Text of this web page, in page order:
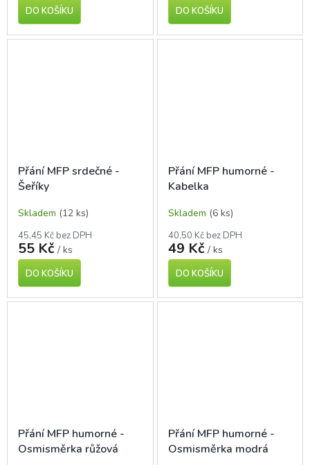
DO KOŠÍKU DO KOŠÍKU
Přání MFP srdečné -
Šeříky
Skladem (12 ks)
45,45 Kč bez DPH
55 Kč / ks
DO KOŠÍKU
Přání MFP humorné -
Kabelka
Skladem (6 ks)
40,50 Kč bez DPH
49 Kč / ks
DO KOŠÍKU
Přání MFP humorné -
Osmisměrka růžová
Přání MFP humorné -
Osmisměrka modrá